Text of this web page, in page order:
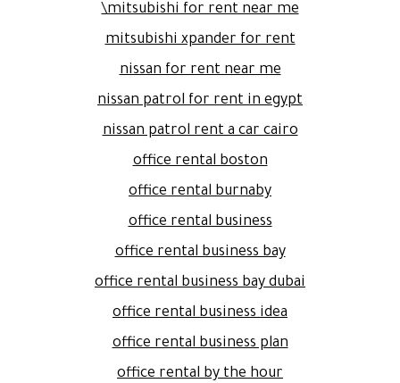
mitsubishi for rent near me\
mitsubishi xpander for rent
nissan for rent near me
nissan patrol for rent in egypt
nissan patrol rent a car cairo
office rental boston
office rental burnaby
office rental business
office rental business bay
office rental business bay dubai
office rental business idea
office rental business plan
office rental by the hour